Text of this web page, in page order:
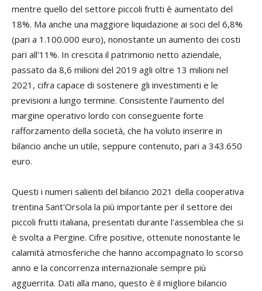
mentre quello del settore piccoli frutti è aumentato del
18%. Ma anche una maggiore liquidazione ai soci del 6,8%
(pari a 1.100.000 euro), nonostante un aumento dei costi
pari all'11%. In crescita il patrimonio netto aziendale,
passato da 8,6 milioni del 2019 agli oltre 13 milioni nel
2021, cifra capace di sostenere gli investimenti e le
previsioni a lungo termine. Consistente l’aumento del
margine operativo lordo con conseguente forte
rafforzamento della società, che ha voluto inserire in
bilancio anche un utile, seppure contenuto, pari a 343.650
euro.
Questi i numeri salienti del bilancio 2021 della cooperativa
trentina Sant'Orsola la più importante per il settore dei
piccoli frutti italiana, presentati durante l'assemblea che si
è svolta a Pergine. Cifre positive, ottenute nonostante le
calamità atmosferiche che hanno accompagnato lo scorso
anno e la concorrenza internazionale sempre più
agguerrita. Dati alla mano, questo è il migliore bilancio